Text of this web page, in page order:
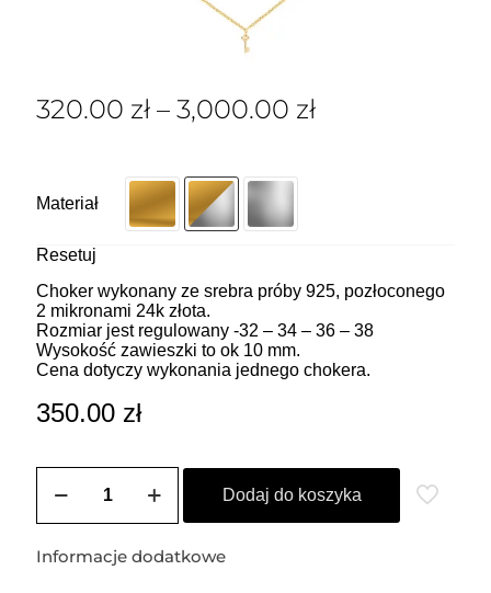
320.00 zł – 3,000.00 zł
Materiał
Resetuj
Choker wykonany ze srebra próby 925, pozłoconego
2 mikronami 24k złota.
Rozmiar jest regulowany -32 – 34 – 36 – 38
Wysokość zawieszki to ok 10 mm.
Cena dotyczy wykonania jednego chokera.
350.00 zł
ZOZO
Choker
Dodaj do koszyka
Informacje dodatkowe